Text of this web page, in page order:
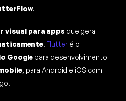
.
visual para apps que gera
. Flutter é o
Google para desenvolvimento
, para Android e iOS com